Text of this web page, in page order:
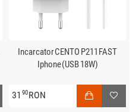
Incarcator CENTO P211 FAST
Iphone (USB 18W)
31 90RON